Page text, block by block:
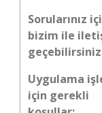
Sorularınız
bizim ile
geçebilirsiniz
Uygulama
için gerekli